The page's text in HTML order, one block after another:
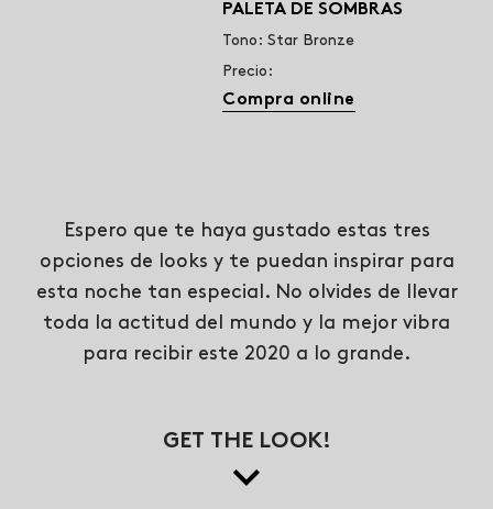
PALETA DE SOMBRAS
Tono: Star Bronze
Precio:
Compra online
Espero que te haya gustado estas tres
opciones de looks y te puedan inspirar para
esta noche tan especial. No olvides de llevar
toda la actitud del mundo y la mejor vibra
para recibir este 2020 a lo grande.
GET THE LOOK!